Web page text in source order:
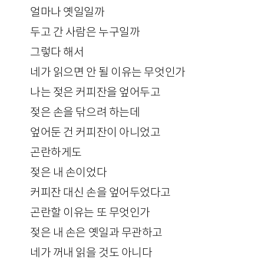
얼마나 옛일일까
두고 간 사람은 누구일까
그렇다 해서
네가 읽으면 안 될 이유는 무엇인가
나는 젖은 커피잔을 엎어두고
젖은 손을 닦으려 하는데
엎어둔 건 커피잔이 아니었고
곤란하게도
젖은 내 손이었다
커피잔 대신 손을 엎어두었다고
곤란할 이유는 또 무엇인가
젖은 내 손은 옛일과 무관하고
네가 꺼내 읽을 것도 아니다